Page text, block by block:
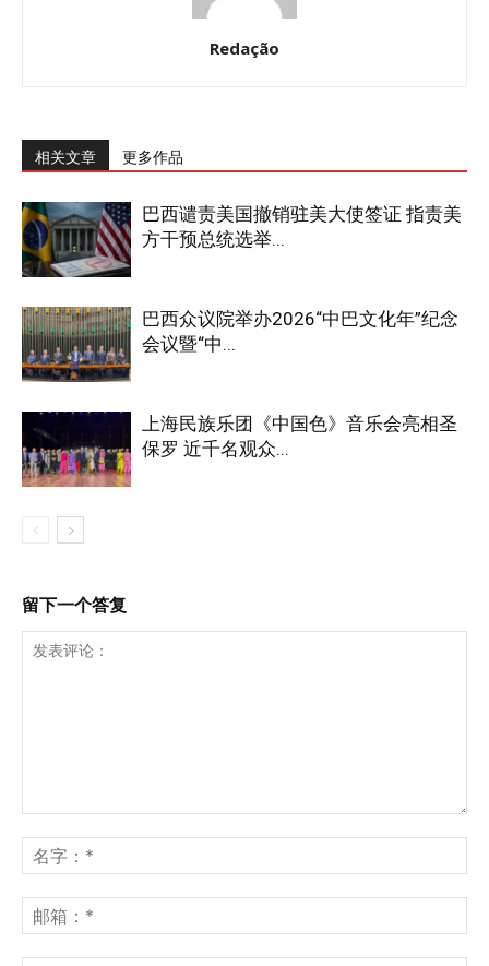
Redação
相关文章 更多作品
巴西谴责美国撤销驻美大使签证 指责美
方干预总统选举...
巴西众议院举办2026“中巴文化年”纪念
会议暨“中...
上海民族乐团《中国色》音乐会亮相圣
保罗 近千名观众...
留下一个答复